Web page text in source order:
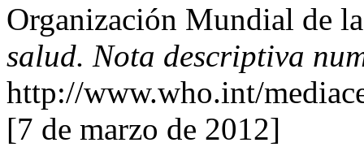
Organización Mundial de
salud. Nota descriptiva
http://www.who.int/
[7 de marzo de 2012]